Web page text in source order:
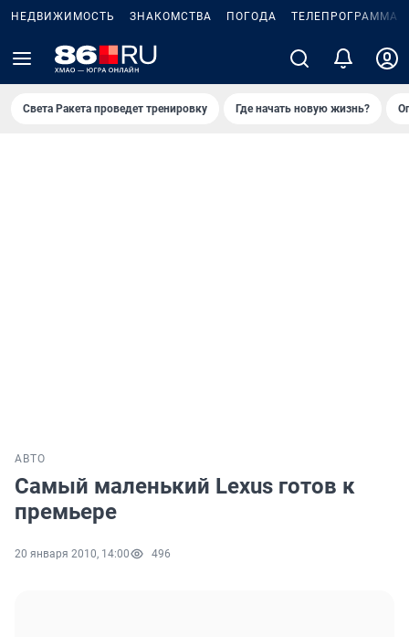
НЕДВИЖИМОСТЬ ЗНАКОМСТВА ПОГОДА ТЕЛЕПРОГРАММА
Света Ракета проведет тренировку Где начать новую жизнь?
АВТО
Самый маленький Lexus готов к
премьере
20 января 2010, 14:00 496